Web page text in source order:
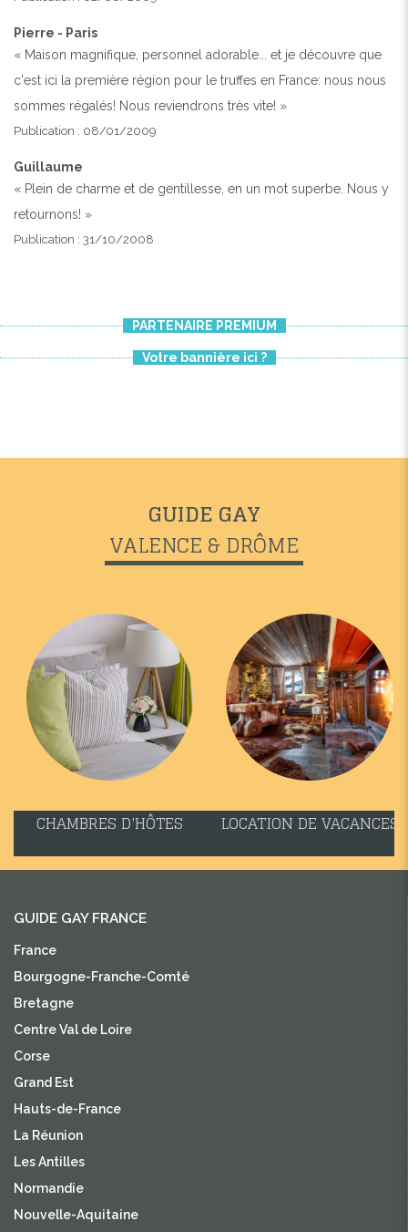
Pierre - Paris
« Maison magnifique, personnel adorable... et je découvre que
c'est ici la première région pour le truffes en France: nous nous
sommes régalés! Nous reviendrons très vite! »
Publication : 08/01/2009
Guillaume
« Plein de charme et de gentillesse, en un mot superbe. Nous y
retournons! »
Publication : 31/10/2008
PARTENAIRE PREMIUM
Votre bannière ici ?
GUIDE GAY
VALENCE & DRÔME
CHAMBRES D'HÔTES LOCATION DE VACANCES
GUIDE GAY FRANCE
France
Bourgogne-Franche-Comté
Bretagne
Centre Val de Loire
Corse
Grand Est
Hauts-de-France
La Réunion
Les Antilles
Normandie
Nouvelle-Aquitaine